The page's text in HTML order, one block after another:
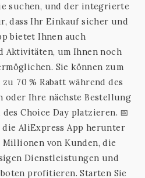
suchen, und der integrierte
dass Ihr Einkauf sicher und
bietet Ihnen auch
Aktivitäten, um Ihnen noch
Sie können zum
70 % Rabatt während des
oder Ihre nächste Bestellung
Choice Day platzieren. 📅
die AliExpress App herunter
von Kunden, die
Dienstleistungen und
profitieren. Starten Sie